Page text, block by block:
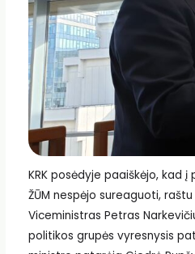
KRK posėdyje paaiškėjo, kad į
ŽŪM nespėjo sureaguoti,
Viceministras Petras
politikos grupės vyresnysis